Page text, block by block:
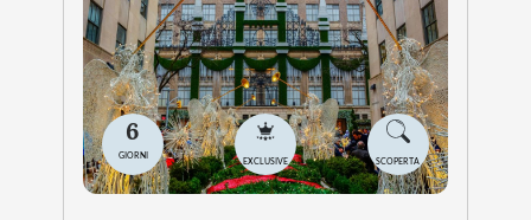
6
GIORNI
EXCLUSIVE SCOPERTA